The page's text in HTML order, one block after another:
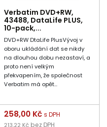
Verbatim DVD+RW,
43488, DataLife PLUS,
10-pack,...
DVD+RW DtaLife PlusVývoj v
oboru ukládání dat se nikdy
na dlouhou dobu nezastaví, a
proto není velkým
překvapením, že společnost
Verbatim má opět...
Cena
258,00 Kč s DPH
213,22 Kč bez DPH